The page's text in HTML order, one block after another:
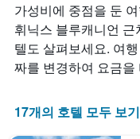
가성비에 중점을 둔
휘닉스 블루캐니언
텔도 살펴보세요. 여
짜를 변경하여 요금을
17개의 호텔 모두 보기